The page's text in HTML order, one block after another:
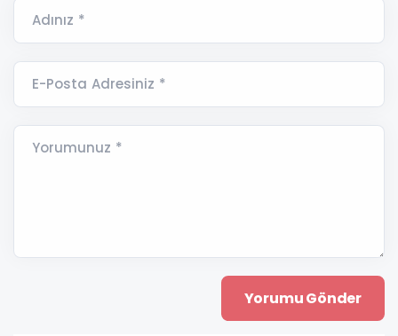
Adınız *
E-Posta Adresiniz *
Yorumunuz *